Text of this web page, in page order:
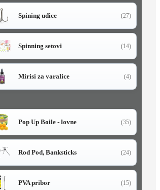
Spining udice (27)
Spinning setovi (14)
Mirisi za varalice (4)
Pop Up Boile - lovne (35)
Rod Pod, Banksticks (24)
PVA pribor (15)